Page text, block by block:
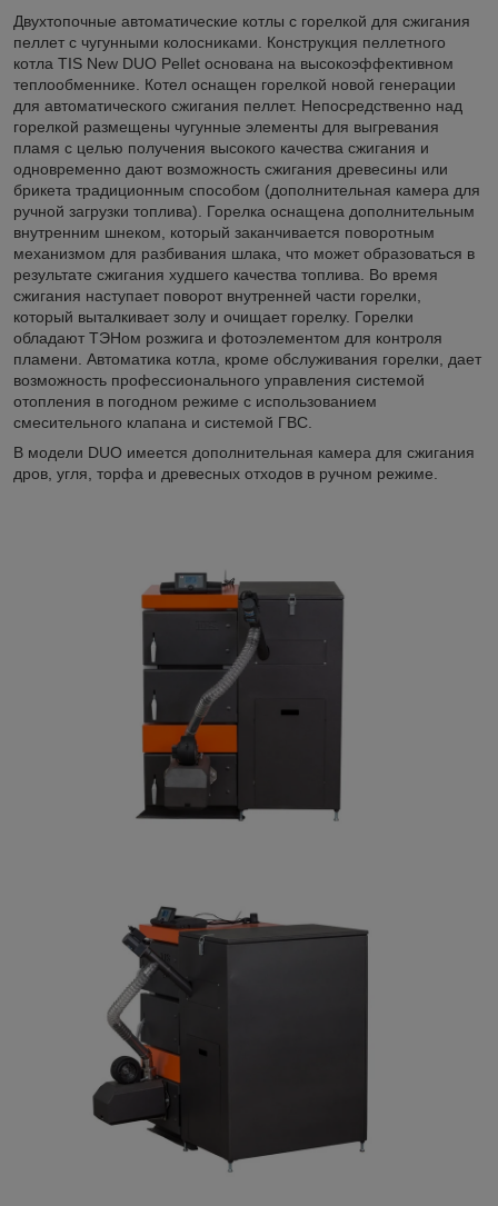
Двухтопочные автоматические котлы с горелкой для сжигания
пеллет с чугунными колосниками. Конструкция пеллетного
котла TIS New DUO Pellet основана на высокоэффективном
теплообменнике. Котел оснащен горелкой новой генерации
для автоматического сжигания пеллет. Непосредственно над
горелкой размещены чугунные элементы для выгревания
пламя с целью получения высокого качества сжигания и
одновременно дают возможность сжигания древесины или
брикета традиционным способом (дополнительная камера для
ручной загрузки топлива). Горелка оснащена дополнительным
внутренним шнеком, который заканчивается поворотным
механизмом для разбивания шлака, что может образоваться в
результате сжигания худшего качества топлива. Во время
сжигания наступает поворот внутренней части горелки,
который выталкивает золу и очищает горелку. Горелки
обладают ТЭНом розжига и фотоэлементом для контроля
пламени. Автоматика котла, кроме обслуживания горелки, дает
возможность профессионального управления системой
отопления в погодном режиме с использованием
смесительного клапана и системой ГВС.
В модели DUO имеется дополнительная камера для сжигания
дров, угля, торфа и древесных отходов в ручном режиме.